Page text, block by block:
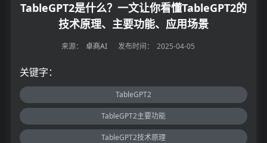
TableGPT2是什么？一文让你看懂TableGPT2的
技术原理、主要功能、应用场景
来源： 卓商AI 发布时间： 2025-04-05
关键字：
TableGPT2
TableGPT2主要功能
TableGPT2技术原理